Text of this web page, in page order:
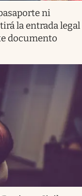
ni
la entrada legal
documento